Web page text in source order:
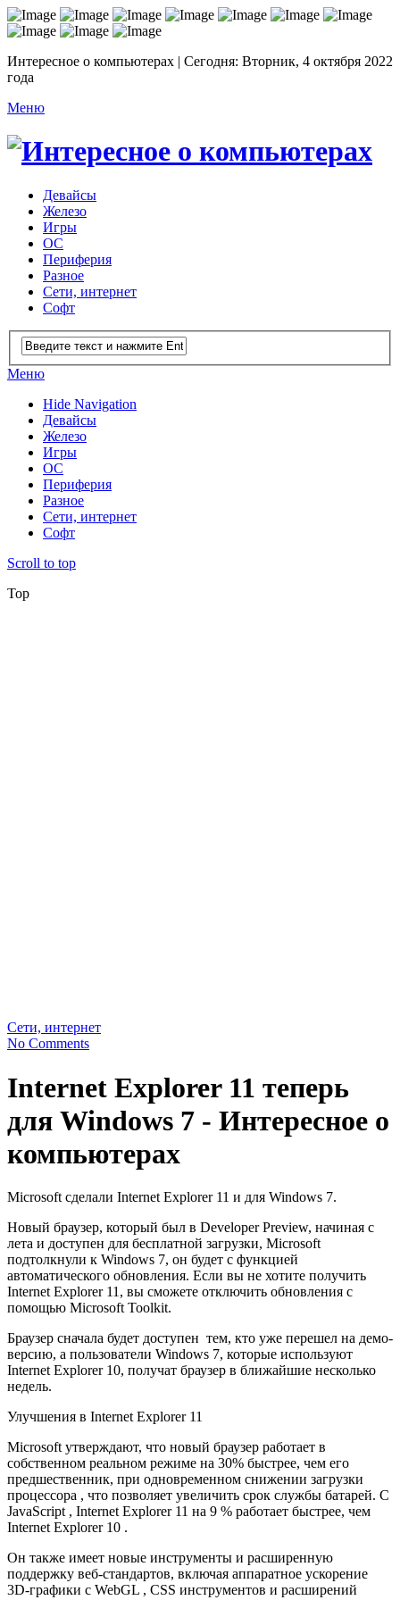
Интересное о компьютерах | Сегодня: Вторник, 4 октября 2022
года
Меню
Девайсы
Железо
Игры
ОС
Периферия
Разное
Сети, интернет
Софт
Меню
Hide Navigation
Девайсы
Железо
Игры
ОС
Периферия
Разное
Сети, интернет
Софт
Scroll to top
Top
Сети, интернет
No Comments
Internet Explorer 11 теперь
для Windows 7 - Интересное о
компьютерах
Microsoft сделали Internet Explorer 11 и для Windows 7.
Новый браузер, который был в Developer Preview, начиная с
лета и доступен для бесплатной загрузки, Microsoft
подтолкнули к Windows 7, он будет с функцией
автоматического обновления. Если вы не хотите получить
Internet Explorer 11, вы сможете отключить обновления с
помощью Microsoft Toolkit.
Браузер сначала будет доступен тем, кто уже перешел на демо-
версию, а пользователи Windows 7, которые используют
Internet Explorer 10, получат браузер в ближайшие несколько
недель.
Улучшения в Internet Explorer 11
Microsoft утверждают, что новый браузер работает в
собственном реальном режиме на 30% быстрее, чем его
предшественник, при одновременном снижении загрузки
процессора , что позволяет увеличить срок службы батарей. С
JavaScript , Internet Explorer 11 на 9 % работает быстрее, чем
Internet Explorer 10 .
Он также имеет новые инструменты и расширенную
поддержку веб-стандартов, включая аппаратное ускорение
3D-графики с WebGL , CSS инструментов и расширений